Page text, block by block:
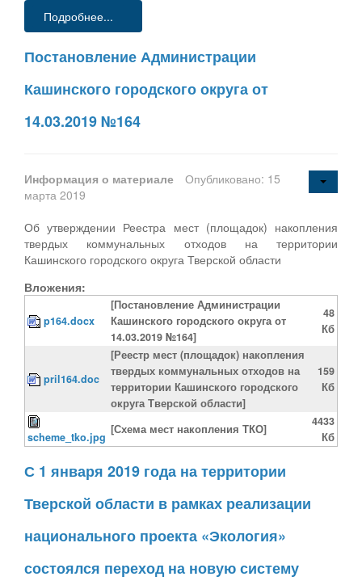
Подробнее...
Постановление Администрации
Кашинского городского округа от
14.03.2019 №164
Информация о материале
Опубликовано: 15
марта 2019
Об утверждении Реестра мест (площадок) накопления
твердых коммунальных отходов на территории
Кашинского городского округа Тверской области
Вложения:
p164.docx
[Постановление Администрации
Кашинского городского округа от
14.03.2019 №164]
48
Кб
pril164.doc
[Реестр мест (площадок) накопления
твердых коммунальных отходов на
территории Кашинского городского
округа Тверской области]
159
Кб
scheme_tko.jpg
[Схема мест накопления ТКО]
4433
Кб
С 1 января 2019 года на территории
Тверской области в рамках реализации
национального проекта «Экология»
состоялся переход на новую систему